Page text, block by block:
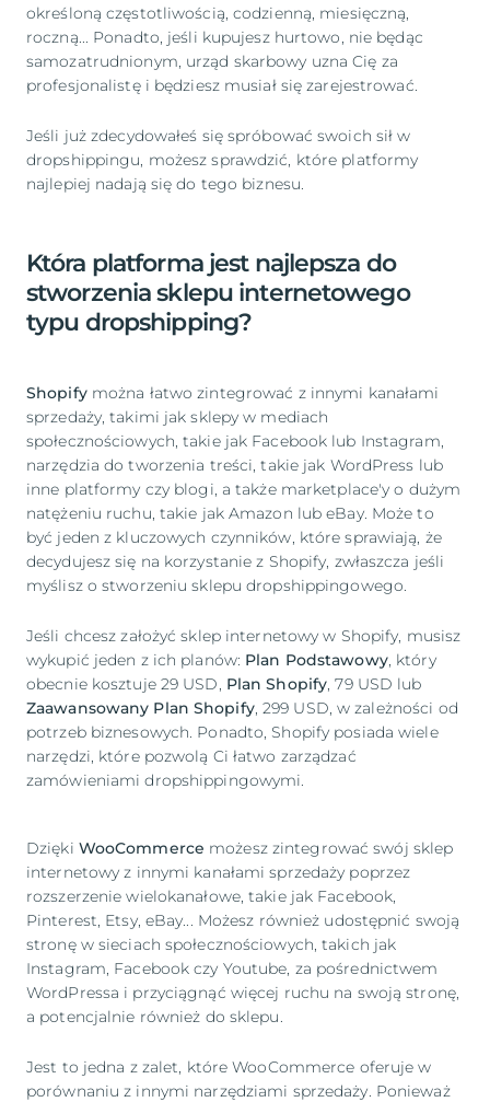
określoną częstotliwością, codzienną, miesięczną,
roczną... Ponadto, jeśli kupujesz hurtowo, nie będąc
samozatrudnionym, urząd skarbowy uzna Cię za
profesjonalistę i będziesz musiał się zarejestrować.
Jeśli już zdecydowałeś się spróbować swoich sił w
dropshippingu, możesz sprawdzić, które platformy
najlepiej nadają się do tego biznesu.
Która platforma jest najlepsza do
stworzenia sklepu internetowego
typu dropshipping?
Shopifymożna łatwo zintegrować z innymi kanałami
sprzedaży, takimi jak sklepy w mediach
społecznościowych, takie jak Facebook lub Instagram,
narzędzia do tworzenia treści, takie jak WordPress lub
inne platformy czy blogi, a także marketplace'y o dużym
natężeniu ruchu, takie jak Amazon lub eBay. Może to
być jeden z kluczowych czynników, które sprawiają, że
decydujesz się na korzystanie z Shopify, zwłaszcza jeśli
myślisz o stworzeniu sklepu dropshippingowego.
Jeśli chcesz założyć sklep internetowy w Shopify, musisz
wykupić jeden z ich planów: Plan Podstawowy, który
obecnie kosztuje 29 USD, Plan Shopify, 79 USD lub
Zaawansowany Plan Shopify, 299 USD, w zależności od
potrzeb biznesowych. Ponadto, Shopify posiada wiele
narzędzi, które pozwolą Ci łatwo zarządzać
zamówieniami dropshippingowymi.
Dzięki WooCommerce możesz zintegrować swój sklep
internetowy z innymi kanałami sprzedaży poprzez
rozszerzenie wielokanałowe, takie jak Facebook,
Pinterest, Etsy, eBay... Możesz również udostępnić swoją
stronę w sieciach społecznościowych, takich jak
Instagram, Facebook czy Youtube, za pośrednictwem
WordPressa i przyciągnąć więcej ruchu na swoją stronę,
a potencjalnie również do sklepu.
Jest to jedna z zalet, które WooCommerce oferuje w
porównaniu z innymi narzędziami sprzedaży. Ponieważ